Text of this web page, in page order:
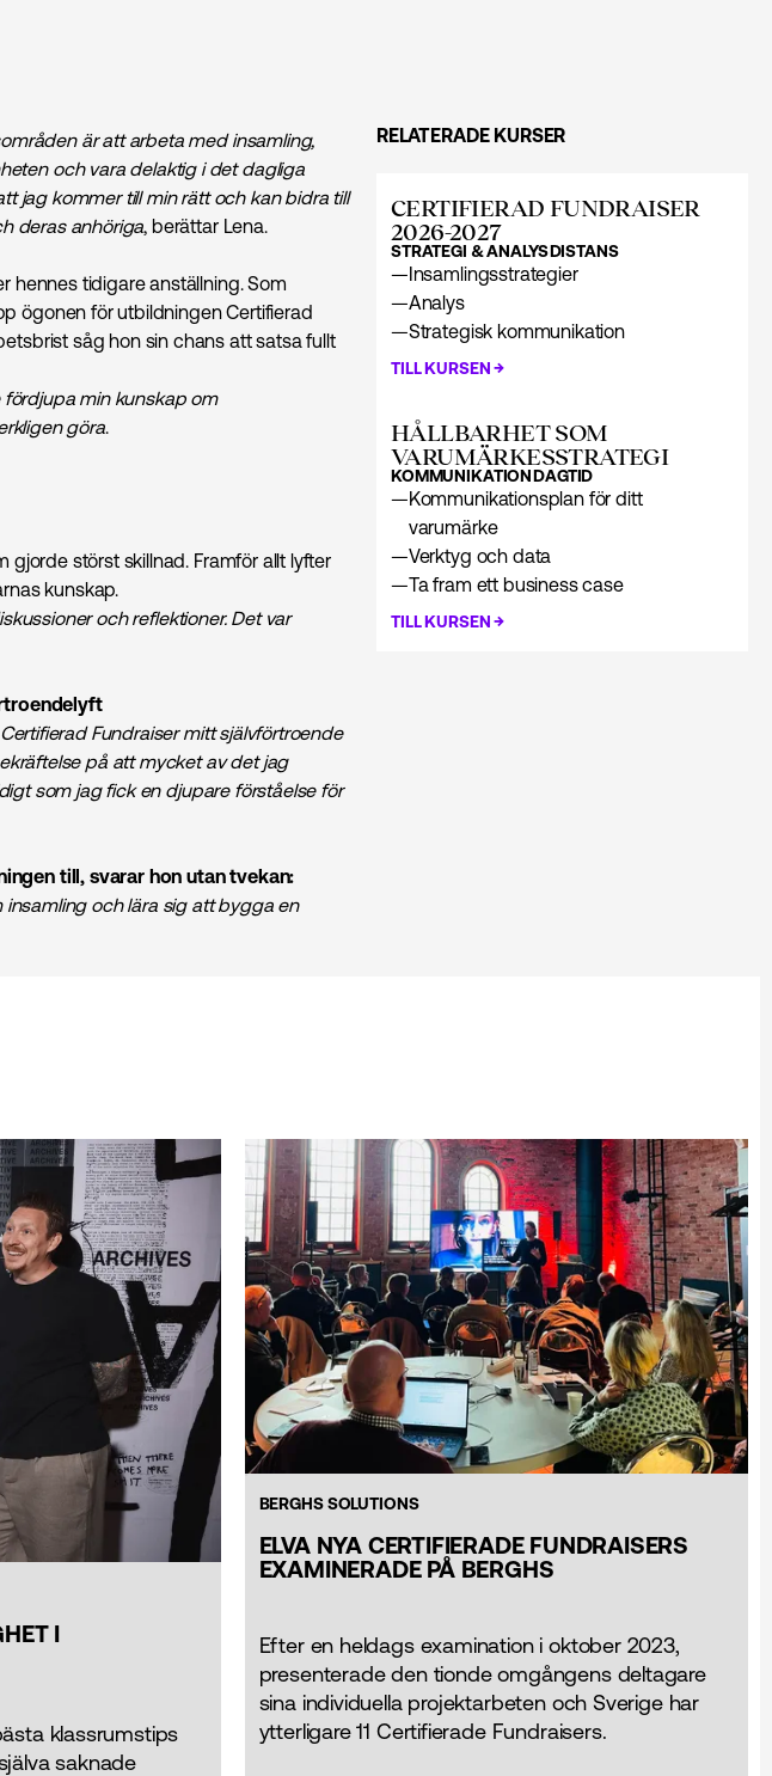
är att arbeta med insamling,
och vara delaktig i det dagliga
jag kommer till min rätt och kan bidra till
deras anhöriga, berättar Lena.
hennes tidigare anställning. Som
ögonen för utbildningen Certifierad
såg hon sin chans att satsa fullt
min kunskap om
göra.
störst skillnad. Framför allt lyfter
kunskap.
och reflektioner. Det var
Fundraiser mitt självförtroende
på att mycket av det jag
som jag fick en djupare förståelse för
till, svarar hon utan tvekan:
insamling och lära sig att bygga en
RELATERADE KURSER
CERTIFIERAD FUNDRAISER
2026-2027
STRATEGI & ANALYSDISTANS
—Insamlingsstrategier
—Analys
—Strategisk kommunikation
TILL KURSEN→
HÅLLBARHET SOM
VARUMÄRKES­STRATEGI
KOMMUNIKATIONDAGTID
—Kommunikationsplan för ditt
varumärke
—Verktyg och data
—Ta fram ett business case
TILL KURSEN→
I
klassrumstips
saknade
BERGHS SOLUTIONS
ELVA NYA CERTIFIERADE FUNDRAISERS
EXAMINERADE PÅ BERGHS
Efter en heldags examination i oktober 2023,
presenterade den tionde omgångens deltagare
sina individuella projektarbeten och Sverige har
ytterligare 11 Certifierade Fundraisers.